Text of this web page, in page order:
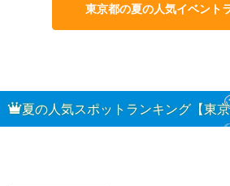
東京都の夏の人気イベント
夏の人気スポットランキング【東京